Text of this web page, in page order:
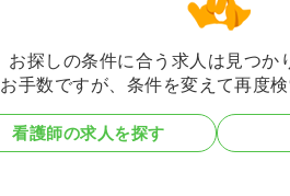
お探しの条件に合う 求人は見つか
お手数ですが、 条件を変えて再度検
看護師の求人を探す